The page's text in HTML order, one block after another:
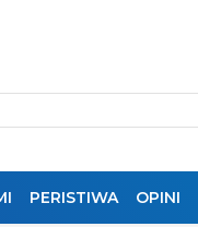
PERISTIWA OPINI